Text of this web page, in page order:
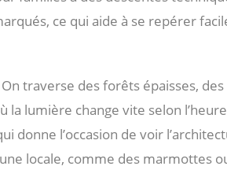
ce qui aide à se repérer
traverse des forêts épaisses,
la lumière change vite selon
donne l’occasion de voir
locale, comme des marmottes